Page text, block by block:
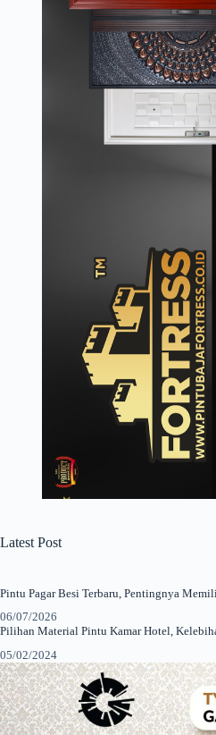
Latest Post
Pintu Pagar Besi Terbaru, Pentingnya
06/07/2026
Pilihan Material Pintu Kamar Hotel,
05/02/2024